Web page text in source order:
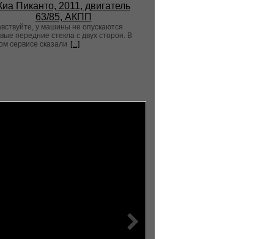
Пиканто, 2011, двигатель
63/85, АКПП
у машины не опускаются
передние стекла с двух сторон. В
сервисе сказали [...]